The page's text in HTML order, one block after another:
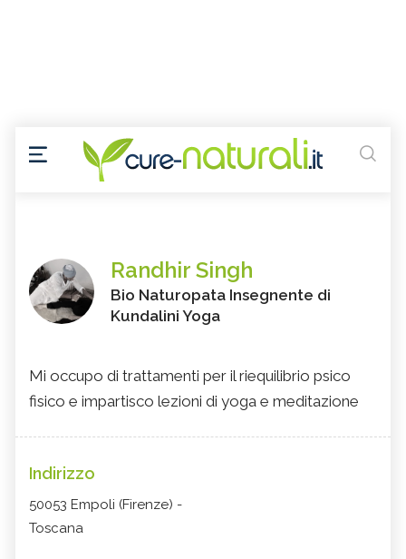
Randhir Singh
Bio Naturopata Insegnente di
Kundalini Yoga
Mi occupo di trattamenti per il riequilibrio psico
fisico e impartisco lezioni di yoga e meditazione
Indirizzo
50053 Empoli (Firenze) -
Toscana